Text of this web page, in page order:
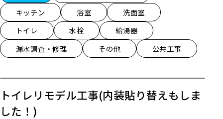
キッチン
浴室
洗面室
トイレ
水栓
給湯器
漏水調査・修理
その他 公共工事
トイレリモデル工事(内装貼り替えもしま
した！)